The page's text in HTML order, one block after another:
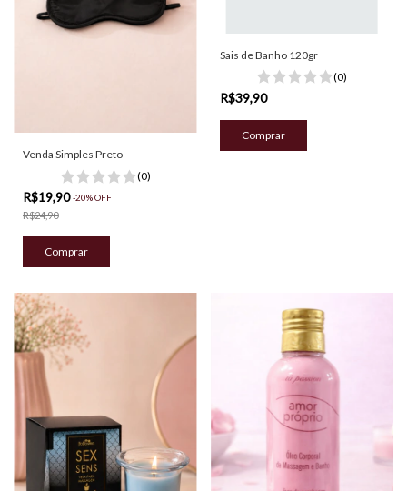
Venda Simples Preto
(0)
R$19,90-20%OFF
R$24,90
Sais de Banho 120gr
(0)
R$39,90